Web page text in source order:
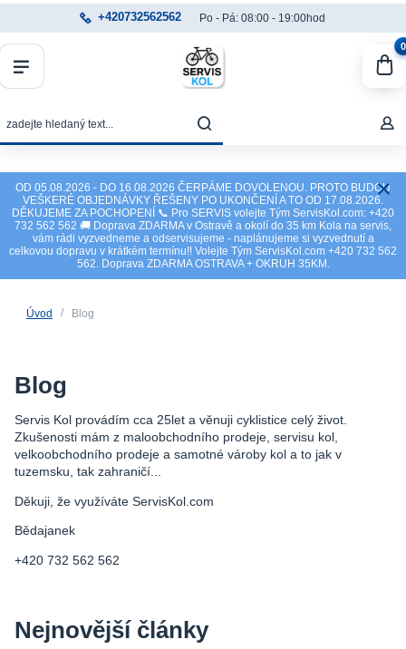
OD 05.08.2026 - DO 16.08.2026 ČERPÁME DOVOLENOU. PROTO BUDOU
VEŠKERÉ OBJEDNÁVKY ŘEŠENY PO UKONČENÍ A TO OD 17.08.2026.
DĚKUJEME ZA POCHOPENÍ 📞 Pro SERVIS volejte Tým ServisKol.com: +420
732 562 562 🚚 Doprava ZDARMA v Ostravě a okolí do 35 km Kola na servis,
vám rádi vyzvedneme a odservisujeme - naplánujeme si vyzvednutí a
celkovou dopravu v krátkém termínu!! Volejte Tým ServisKol.com +420 732 562
562. Doprava ZDARMA OSTRAVA + OKRUH 35KM.
+420732562562 Po - Pá: 08:00 - 19:00hod
0
Úvod Blog
Blog
Servis Kol provádím cca 25let a věnuji cyklistice celý život.
Zkušenosti mám z maloobchodního prodeje, servisu kol,
velkoobchodního prodeje a samotné vároby kol a to jak v
tuzemsku, tak zahraničí...
Děkuji, že využíváte ServisKol.com
Bědajanek
+420 732 562 562
Nejnovější články